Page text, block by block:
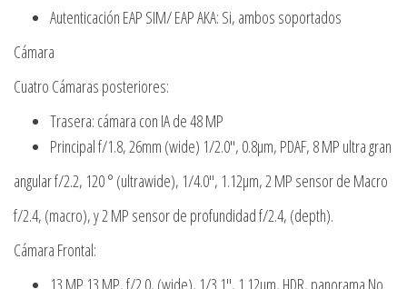
Autenticación EAP SIM/ EAP AKA: Si, ambos soportados
Cámara
Cuatro Cámaras posteriores:
Trasera: cámara con IA de 48 MP
Principal f/1.8, 26mm (wide) 1/2.0″, 0.8µm, PDAF, 8 MP ultra gran
angular f/2.2, 120 ° (ultrawide), 1/4.0″, 1.12µm, 2 MP sensor de Macro
f/2.4, (macro), y 2 MP sensor de profundidad f/2.4, (depth).
Cámara Frontal:
13 MP 13 MP, f/2.0, (wide), 1/3.1″, 1.12µm, HDR, panorama No